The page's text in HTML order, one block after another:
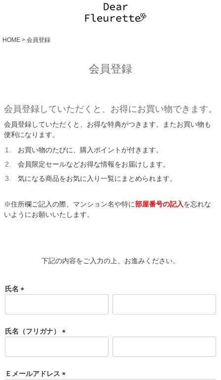
HOME 会員登録
会員登録
会員登録していただくと、お得にお買い物できます。
会員登録していただくと、お得な特典がつきます。またお買い物も
便利になります。
お買い物のたびに、購入ポイントが付きます。
会員限定セールなどお得な情報をお届けします。
気になる商品をお気に入り一覧にまとめられます。
※住所欄ご記入の際、マンション名や特に部屋番号の記入を忘れな
いようにお願いいたします。
下記の内容をご入力の上、お進みください。
氏名
必
氏名（フリガナ）
必
)
Ｅメールアドレス